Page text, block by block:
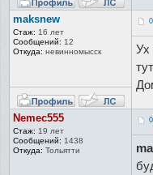
maksnew
Стаж: 16 лет
Сообщений: 12
Откуда: невинномысск
Ух
Nemec555
Стаж: 19 лет
Сообщений: 1438
Откуда: Тольятти